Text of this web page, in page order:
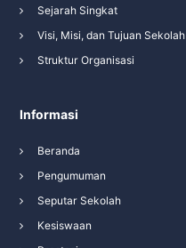
Sejarah Singkat
Visi, Misi, dan Tujuan Sekolah
Struktur Organisasi
Informasi
Beranda
Pengumuman
Seputar Sekolah
Kesiswaan